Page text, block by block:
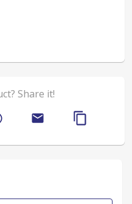
Share it!